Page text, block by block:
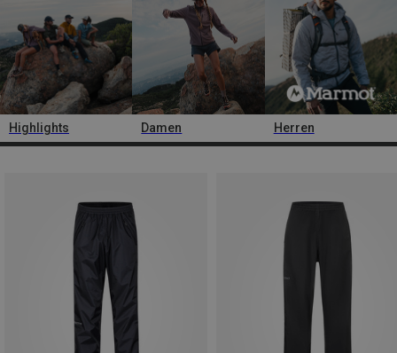
Highlights Damen Herren